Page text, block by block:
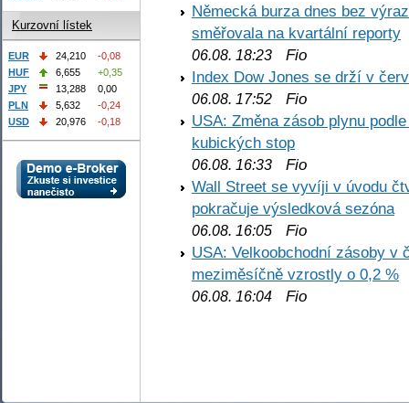
Německá burza dnes bez
směřovala na kvartální reporty
06.08. 18:23 Fio
Index Dow Jones se drží v
06.08. 17:52 Fio
USA: Změna zásob plynu
kubických stop
06.08. 16:33 Fio
Wall Street se vyvíji v úvodu
pokračuje výsledková sezóna
06.08. 16:05 Fio
USA: Velkoobchodní zásoby v
meziměsíčně vzrostly o 0,2 %
06.08. 16:04 Fio
Kurzovní lístek
EUR 24,210
-0,08
HUF
6,655
+0,35
JPY
13,288
0,00
PLN
5,632
-0,24
USD
20,976 -0,18